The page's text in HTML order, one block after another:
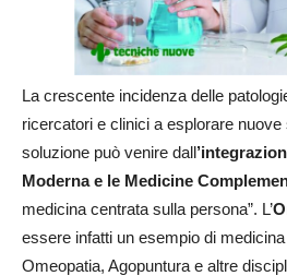
La crescente incidenza delle
ricercatori e clinici a esplorare
soluzione può venire dall
Moderna e le Medicine
medicina centrata sulla persona”. L’
essere infatti un esempio di
Omeopatia, Agopuntura e altre